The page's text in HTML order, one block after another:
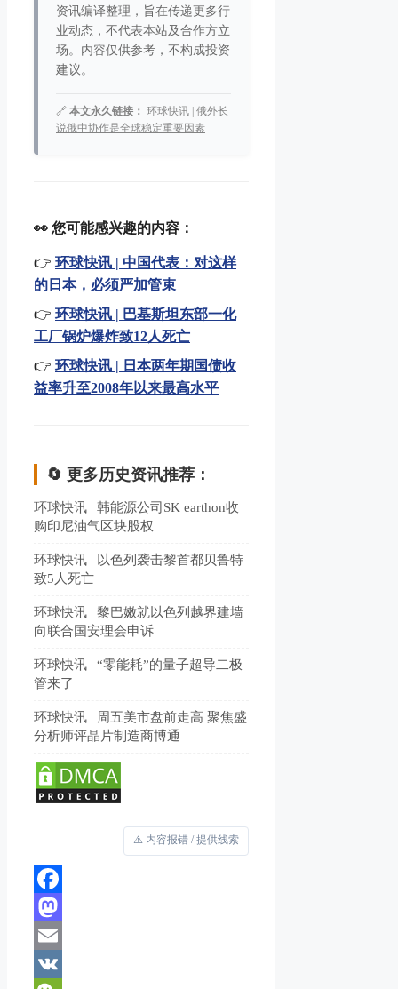
资讯编译整理，旨在传递更多行
业动态，不代表本站及合作方立
场。内容仅供参考，不构成投资
建议。
🔗 本文永久链接： 环球快讯 | 俄外长
说俄中协作是全球稳定重要因素
👀 您可能感兴趣的内容：
👉 环球快讯 | 中国代表：对这样
的日本，必须严加管束
👉 环球快讯 | 巴基斯坦东部一化
工厂锅炉爆炸致12人死亡
👉 环球快讯 | 日本两年期国债收
益率升至2008年以来最高水平
🔄 更多历史资讯推荐：
环球快讯 | 韩能源公司SK earthon收
购印尼油气区块股权
环球快讯 | 以色列袭击黎首都贝鲁特
致5人死亡
环球快讯 | 黎巴嫩就以色列越界建墙
向联合国安理会申诉
环球快讯 | “零能耗”的量子超导二极
管来了
环球快讯 | 周五美市盘前走高 聚焦盛
分析师评晶片制造商博通
⚠️ 内容报错 / 提供线索
Facebook
Mastodon
Email